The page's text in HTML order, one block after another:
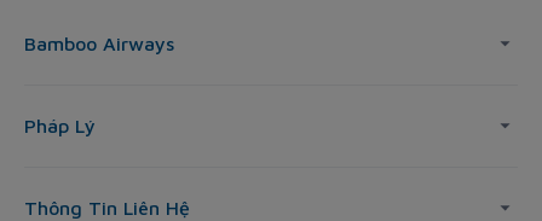
Bamboo Airways
Pháp Lý
Thông Tin Liên Hệ